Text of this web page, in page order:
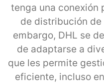
tenga una conexión
de distribución
embargo, DHL se
de adaptarse a
que les permite
eficiente, incluso